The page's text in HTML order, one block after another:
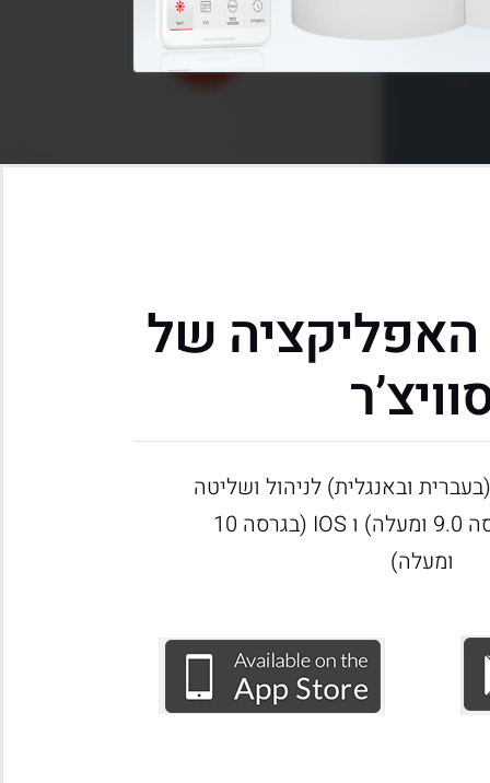
האפליקציה של
ובאנגלית) לניהול ושליטה
לאנדרואיד (בגרסה 9.0 ומעלה) ו IOS (בגרסה 10
ומעלה)